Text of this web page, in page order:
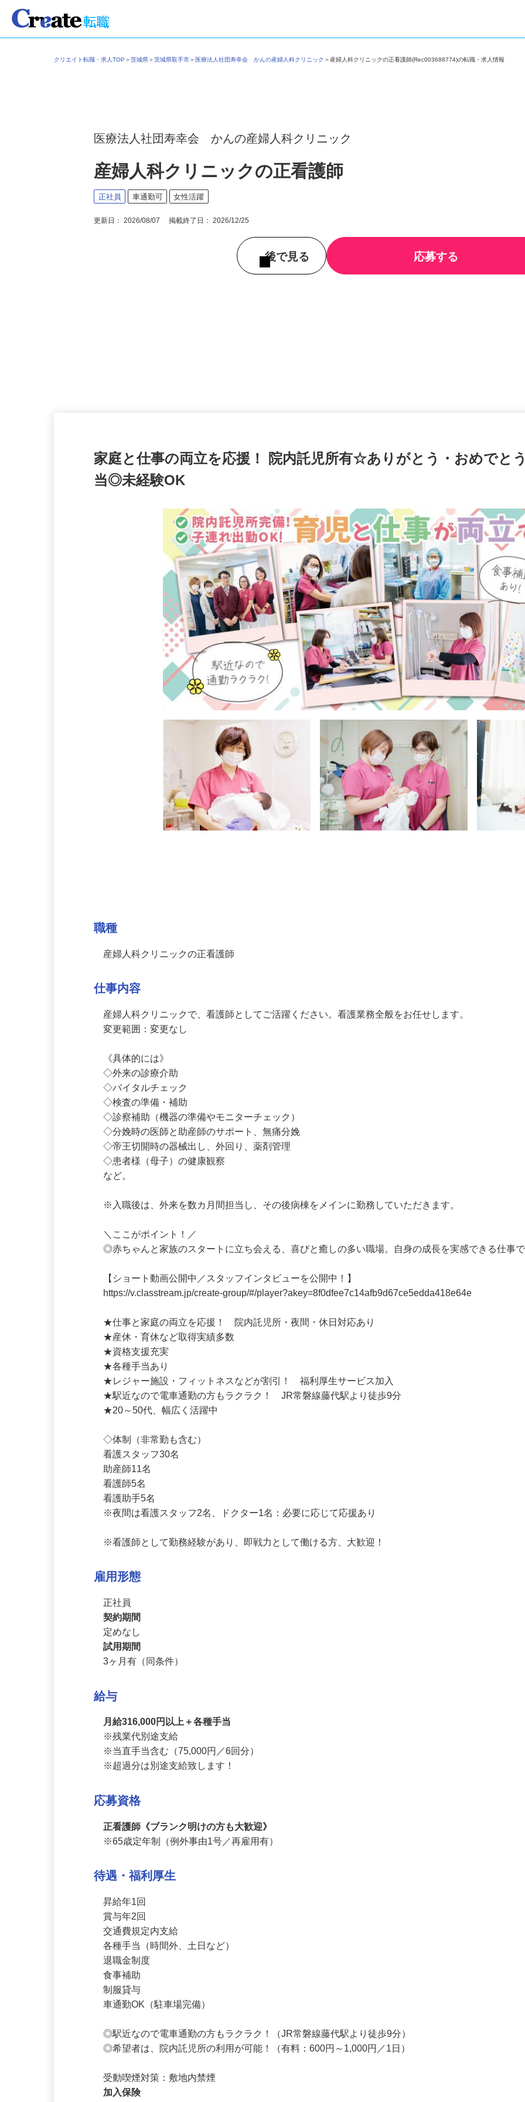
クリエイト転職・求人TOP＞茨城県＞茨城県取手市＞医療法人社団寿幸会 かんの産婦人科クリニック＞産婦人科クリニックの正看護師(Rec003688774)の転職・求人情報
医療法人社団寿幸会 かんの産婦人科クリニック
産婦人科クリニックの正看護師
正社員 車通勤可 女性活躍
更新日： 2026/08/07 掲載終了日： 2026/12/25
後で見る 応募する
家庭と仕事の両立を応援！ 院内託児所有☆ありがとう・おめで
当◎未経験OK
産婦人科クリニックで、看護師としてご活躍ください。看護業務全般をお任せします。
《具体的には》
◇外来の診療介助
◇バイタルチェック
◇検査の準備・補助
◇診察補助（機器の準備やモニターチェック）
◇分娩時の医師と助産師のサポート、無痛分娩
◇帝王切開時の器械出し、外回り、薬剤管理
◇患者様（母子）の健康観察
＼ここがポイント！／
【ショート動画公開中／スタッフインタビューを公開中！】
★仕事と家庭の両立を応援！　院内託児所・夜間・休日対応あり
★産休・育休など取得実績多数
★資格支援充実
★各種手当あり
★レジャー施設・フィットネスなどが割引！　福利厚生サービス加入
★駅近なので電車通勤の方もラクラク！　JR常磐線藤代駅より徒歩9分
★20～50代、幅広く活躍中
◇体制（非常勤も含む）
看護スタッフ30名
助産師11名
看護師5名
※夜間は看護スタッフ2名、ドクター1名：必要に応じて応援あり
雇用形態
正社員
契約期間
定めなし
3ヶ月有（同条件）
給与
月給316,000円以上＋各種手当
※残業代別途支給
※超過分は別途支給致します！
応募資格
※65歳定年制（例外事由1号／再雇用有）
待遇・福利厚生
昇給年1回
賞与年2回
交通費規定内支給
各種手当（時間外、土日など）
退職金制度
食事補助
車通勤OK（駐車場完備）
◎希望者は、院内託児所の利用が可能！（有料：600円～1,000円／1日）